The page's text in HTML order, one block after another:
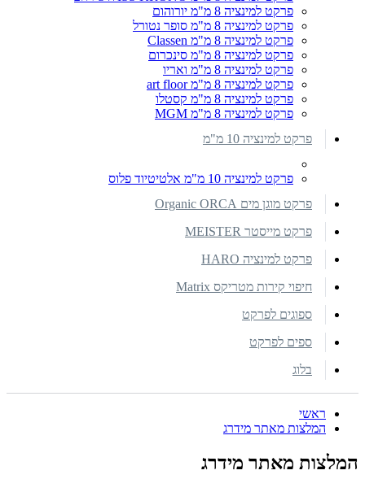
פרקט למינציה 8 מ"מ יורוהום
פרקט למינציה 8 מ"מ סופר נטורל
פרקט למינציה 8 מ"מ Classen
פרקט למינציה 8 מ"מ סינכרום
פרקט למינציה 8 מ"מ ואריו
פרקט למינציה 8 מ"מ art floor
פרקט למינציה 8 מ"מ קסטלו
פרקט למינציה 8 מ"מ MGM
פרקט למינציה 10 מ"מ
פרקט למינציה 10 מ"מ אלטיטיוד פלוס
פרקט מוגן מים Organic ORCA
פרקט מייסטר MEISTER
פרקט למינציה HARO
חיפוי קירות מטריקס Matrix
ספוגים לפרקט
ספים לפרקט
בלוג
ראשי
המלצות מאתר מידרג
המלצות מאתר מידרג